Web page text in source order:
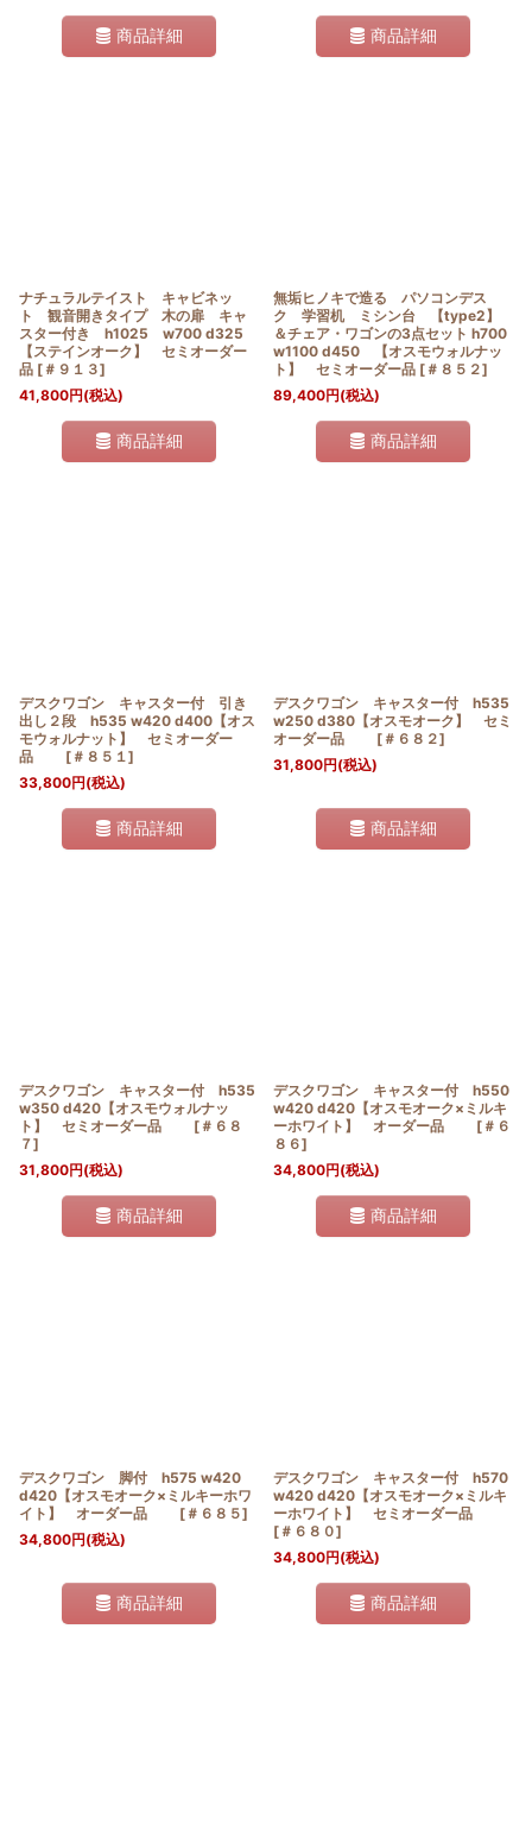
商品詳細 商品詳細
ナチュラルテイスト キャビネッ
ト 観音開きタイプ 木の扉 キャ
スター付き h1025 w700 d325
【ステインオーク】 セミオーダー
品 [ ＃９１３]
41,800円(税込)
商品詳細
無垢ヒノキで造る パソコンデス
ク 学習机 ミシン台 【type2】
＆チェア・ワゴンの3点セット h700
w1100 d450 【オスモウォルナッ
ト】 セミオーダー品 [ ＃８５２]
89,400円(税込)
商品詳細
デスクワゴン キャスター付 引き
出し２段 h535 w420 d400【オス
モウォルナット】 セミオーダー
品
[ ＃８５１]
33,800円(税込)
商品詳細
デスクワゴン キャスター付 h535
w250 d380【オスモオーク】 セミ
オーダー品
[ ＃６８２]
31,800円(税込)
商品詳細
デスクワゴン キャスター付 h535
w350 d420【オスモウォルナッ
ト】 セミオーダー品
[ ＃６８
７]
31,800円(税込)
商品詳細
デスクワゴン キャスター付 h550
w420 d420【オスモオーク×ミルキ
ーホワイト】 オーダー品
[ ＃６
８６]
34,800円(税込)
商品詳細
デスクワゴン 脚付 h575 w420
d420【オスモオーク×ミルキーホワ
イト】 オーダー品
[ ＃６８５]
34,800円(税込)
商品詳細
デスクワゴン キャスター付 h570
w420 d420【オスモオーク×ミルキ
ーホワイト】 セミオーダー品
[ ＃６８０]
34,800円(税込)
商品詳細